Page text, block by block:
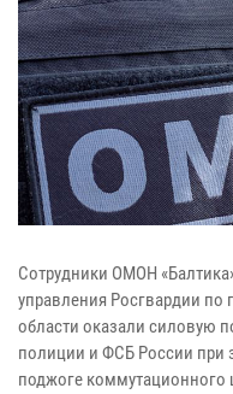
Сотрудники ОМОН
управления Росгвардии по
области оказали силовую
полиции и ФСБ России при
поджоге коммутационного